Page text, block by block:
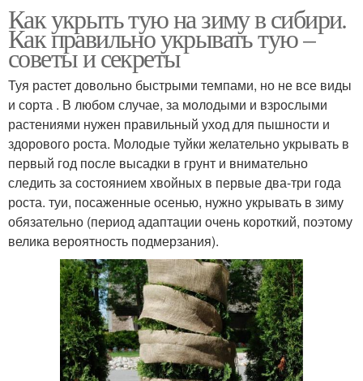
Как укрыть тую на зиму в сибири.
Как правильно укрывать тую –
советы и секреты
Туя растет довольно быстрыми темпами, но не все виды
и сорта . В любом случае, за молодыми и взрослыми
растениями нужен правильный уход для пышности и
здорового роста. Молодые туйки желательно укрывать в
первый год после высадки в грунт и внимательно
следить за состоянием хвойных в первые два-три года
роста. туи, посаженные осенью, нужно укрывать в зиму
обязательно (период адаптации очень короткий, поэтому
велика вероятность подмерзания).